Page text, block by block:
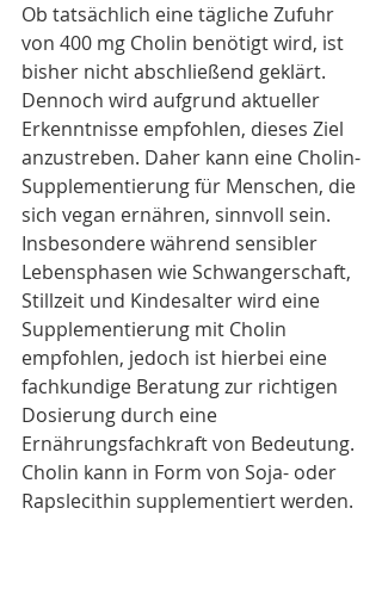
Ob tatsächlich eine tägliche Zufuhr
von 400 mg Cholin benötigt wird, ist
bisher nicht abschließend geklärt.
Dennoch wird aufgrund aktueller
Erkenntnisse empfohlen, dieses Ziel
anzustreben. Daher kann eine Cholin-
Supplementierung für Menschen, die
sich vegan ernähren, sinnvoll sein.
Insbesondere während sensibler
Lebensphasen wie Schwangerschaft,
Stillzeit und Kindesalter wird eine
Supplementierung mit Cholin
empfohlen, jedoch ist hierbei eine
fachkundige Beratung zur richtigen
Dosierung durch eine
Ernährungsfachkraft von Bedeutung.
Cholin kann in Form von Soja- oder
Rapslecithin supplementiert werden.